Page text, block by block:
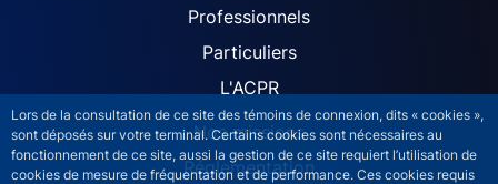
Lors de la consultation de ce site des témoins de connexion, dits « cookies »,
sont déposés sur votre terminal. Certains cookies sont nécessaires au
fonctionnement de ce site, aussi la gestion de ce site requiert l’utilisation de
cookies de mesure de fréquentation et de performance. Ces cookies requis
ACPR site navigation
Professionnels
Particuliers
L'ACPR
Nos missions
Réglementation